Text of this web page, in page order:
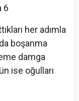
her adımla
boşanma
damga
ise oğulları